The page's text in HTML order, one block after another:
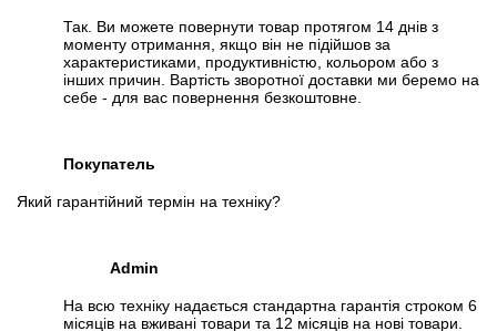
Так. Ви можете повернути товар протягом 14 днів з
моменту отримання, якщо він не підійшов за
характеристиками, продуктивністю, кольором або з
інших причин. Вартість зворотної доставки ми беремо на
себе - для вас повернення безкоштовне.
Покупатель
Який гарантійний термін на техніку?
Admin
На всю техніку надається стандартна гарантія строком 6
місяців на вживані товари та 12 місяців на нові товари.